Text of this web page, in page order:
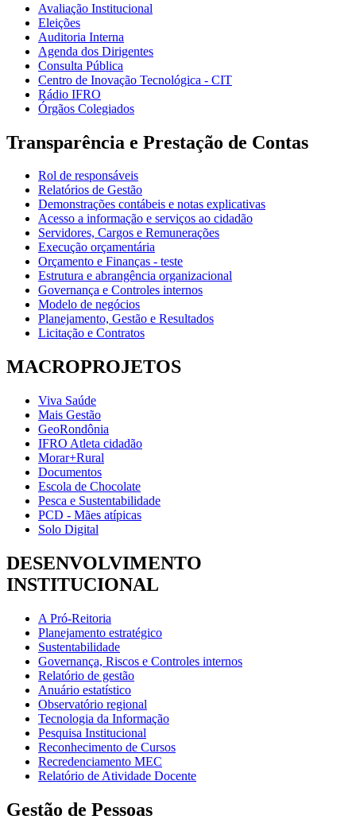
Avaliação Institucional
Eleições
Auditoria Interna
Agenda dos Dirigentes
Consulta Pública
Centro de Inovação Tecnológica - CIT
Rádio IFRO
Órgãos Colegiados
Transparência e Prestação de Contas
Rol de responsáveis
Relatórios de Gestão
Demonstrações contábeis e notas explicativas
Acesso a informação e serviços ao cidadão
Servidores, Cargos e Remunerações
Execução orçamentária
Orçamento e Finanças - teste
Estrutura e abrangência organizacional
Governança e Controles internos
Modelo de negócios
Planejamento, Gestão e Resultados
Licitação e Contratos
MACROPROJETOS
Viva Saúde
Mais Gestão
GeoRondônia
IFRO Atleta cidadão
Morar+Rural
Documentos
Escola de Chocolate
Pesca e Sustentabilidade
PCD - Mães atípicas
Solo Digital
DESENVOLVIMENTO
INSTITUCIONAL
A Pró-Reitoria
Planejamento estratégico
Sustentabilidade
Governança, Riscos e Controles internos
Relatório de gestão
Anuário estatístico
Observatório regional
Tecnologia da Informação
Pesquisa Institucional
Reconhecimento de Cursos
Recredenciamento MEC
Relatório de Atividade Docente
Gestão de Pessoas